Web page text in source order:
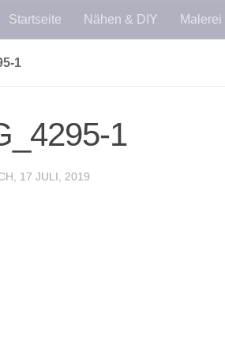
springen
Startseite Nähen & DIY Malerei
1
1
17 JULI, 2019